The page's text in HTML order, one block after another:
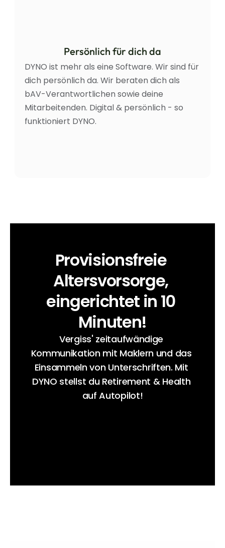
Persönlich für dich da
DYNO ist mehr als eine Software. Wir sind für
dich persönlich da. Wir beraten dich als
bAV-Verantwortlichen sowie deine
Mitarbeitenden. Digital & persönlich - so
funktioniert DYNO.
Provisionsfreie
Altersvorsorge,
eingerichtet in 10
Minuten!
Vergiss' zeitaufwändige
Kommunikation mit Maklern und das
Einsammeln von Unterschriften. Mit
DYNO stellst du Retirement & Health
auf Autopilot!